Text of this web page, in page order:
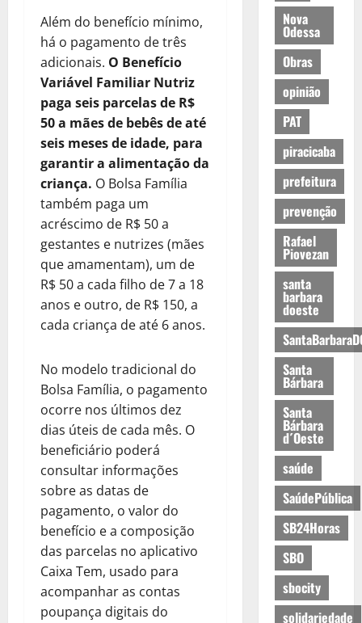
Além do benefício mínimo,
há o pagamento de três
adicionais. O Benefício
Variável Familiar Nutriz
paga seis parcelas de R$
50 a mães de bebês de até
seis meses de idade, para
garantir a alimentação da
criança. O Bolsa Família
também paga um
acréscimo de R$ 50 a
gestantes e nutrizes (mães
que amamentam), um de
R$ 50 a cada filho de 7 a 18
anos e outro, de R$ 150, a
cada criança de até 6 anos.
No modelo tradicional do
Bolsa Família, o pagamento
ocorre nos últimos dez
dias úteis de cada mês. O
beneficiário poderá
consultar informações
sobre as datas de
pagamento, o valor do
benefício e a composição
das parcelas no aplicativo
Caixa Tem, usado para
acompanhar as contas
poupança digitais do
Nova
Odessa
Obras
opinião
PAT
piracicaba
prefeitura
prevenção
Rafael
Piovezan
santa
barbara
doeste
Santa
Bárbara
Santa
Bárbara
d´Oeste
saúde
SaúdePública
SB24Horas
SBO
sbocity
solidariedade